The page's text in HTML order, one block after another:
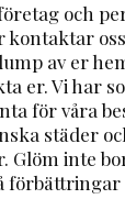
och
av er
er. Vi har
för våra
städer
inte